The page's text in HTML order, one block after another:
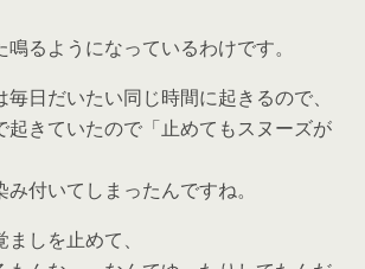
鳴るようになっているわけです。
日だいたい同じ時間に起きるので、
起きていたので「止めてもスヌーズが
付いてしまったんですね。
しを止めて、